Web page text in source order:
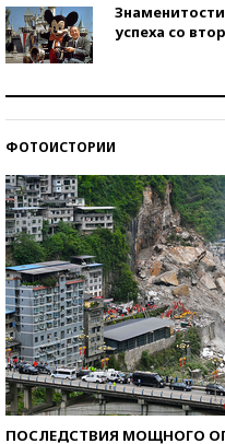
успеха со
ФОТОИСТОРИИ
ПОСЛЕДСТВИЯ МОЩНОГО